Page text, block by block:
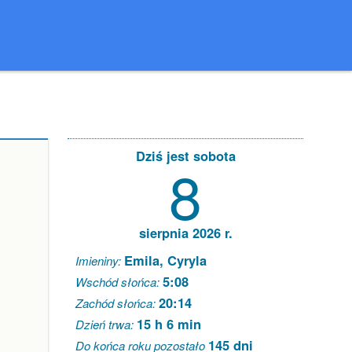
Dziś jest sobota
8
sierpnia 2026 r.
Imieniny: Emila, Cyryla
Wschód słońca:5:08
Zachód słońca:20:14
Dzień trwa: 15 h 6 min
Do końca roku pozostało 145 dni